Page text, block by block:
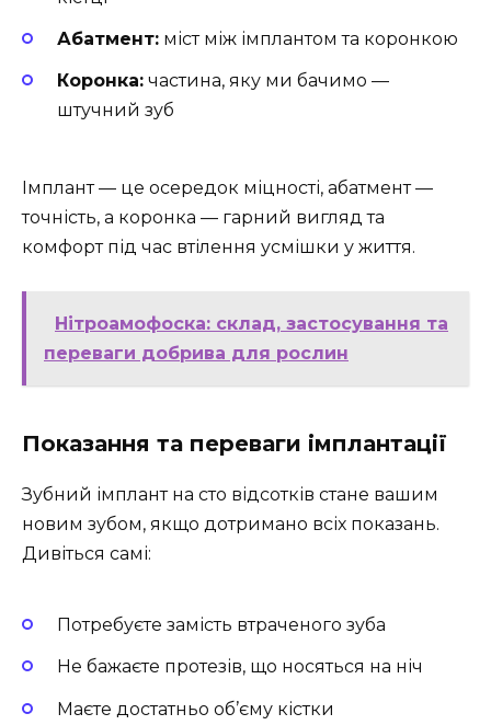
Абатмент: міст між імплантом та коронкою
Коронка: частина, яку ми бачимо —
штучний зуб
Імплант — це осередок міцності, абатмент —
точність, а коронка — гарний вигляд та
комфорт під час втілення усмішки у життя.
Нітроамофоска: склад, застосування та
переваги добрива для рослин
Показання та переваги імплантації
Зубний імплант на сто відсотків стане вашим
новим зубом, якщо дотримано всіх показань.
Дивіться самі:
Потребуєте замість втраченого зуба
Не бажаєте протезів, що носяться на ніч
Маєте достатньо об’єму кістки